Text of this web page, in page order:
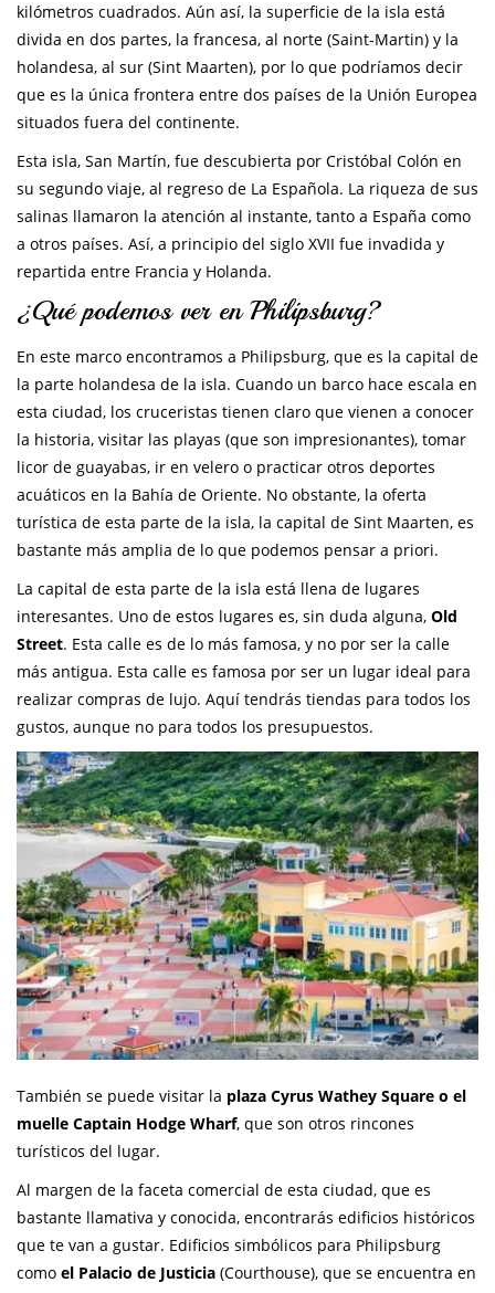
kilómetros cuadrados. Aún así, la superficie de la isla está
divida en dos partes, la francesa, al norte (Saint-Martin) y la
holandesa, al sur (Sint Maarten), por lo que podríamos decir
que es la única frontera entre dos países de la Unión Europea
situados fuera del continente.
Esta isla, San Martín, fue descubierta por Cristóbal Colón en
su segundo viaje, al regreso de La Española. La riqueza de sus
salinas llamaron la atención al instante, tanto a España como
a otros países. Así, a principio del siglo XVII fue invadida y
repartida entre Francia y Holanda.
¿Qué podemos ver en Philipsburg?
En este marco encontramos a Philipsburg, que es la capital de
la parte holandesa de la isla. Cuando un barco hace escala en
esta ciudad, los cruceristas tienen claro que vienen a conocer
la historia, visitar las playas (que son impresionantes), tomar
licor de guayabas, ir en velero o practicar otros deportes
acuáticos en la Bahía de Oriente. No obstante, la oferta
turística de esta parte de la isla, la capital de Sint Maarten, es
bastante más amplia de lo que podemos pensar a priori.
La capital de esta parte de la isla está llena de lugares
interesantes. Uno de estos lugares es, sin duda alguna, Old
Street. Esta calle es de lo más famosa, y no por ser la calle
más antigua. Esta calle es famosa por ser un lugar ideal para
realizar compras de lujo. Aquí tendrás tiendas para todos los
gustos, aunque no para todos los presupuestos.
También se puede visitar la plaza Cyrus Wathey Square o el
muelle Captain Hodge Wharf, que son otros rincones
turísticos del lugar.
Al margen de la faceta comercial de esta ciudad, que es
bastante llamativa y conocida, encontrarás edificios históricos
que te van a gustar. Edificios simbólicos para Philipsburg
como el Palacio de Justicia (Courthouse), que se encuentra en